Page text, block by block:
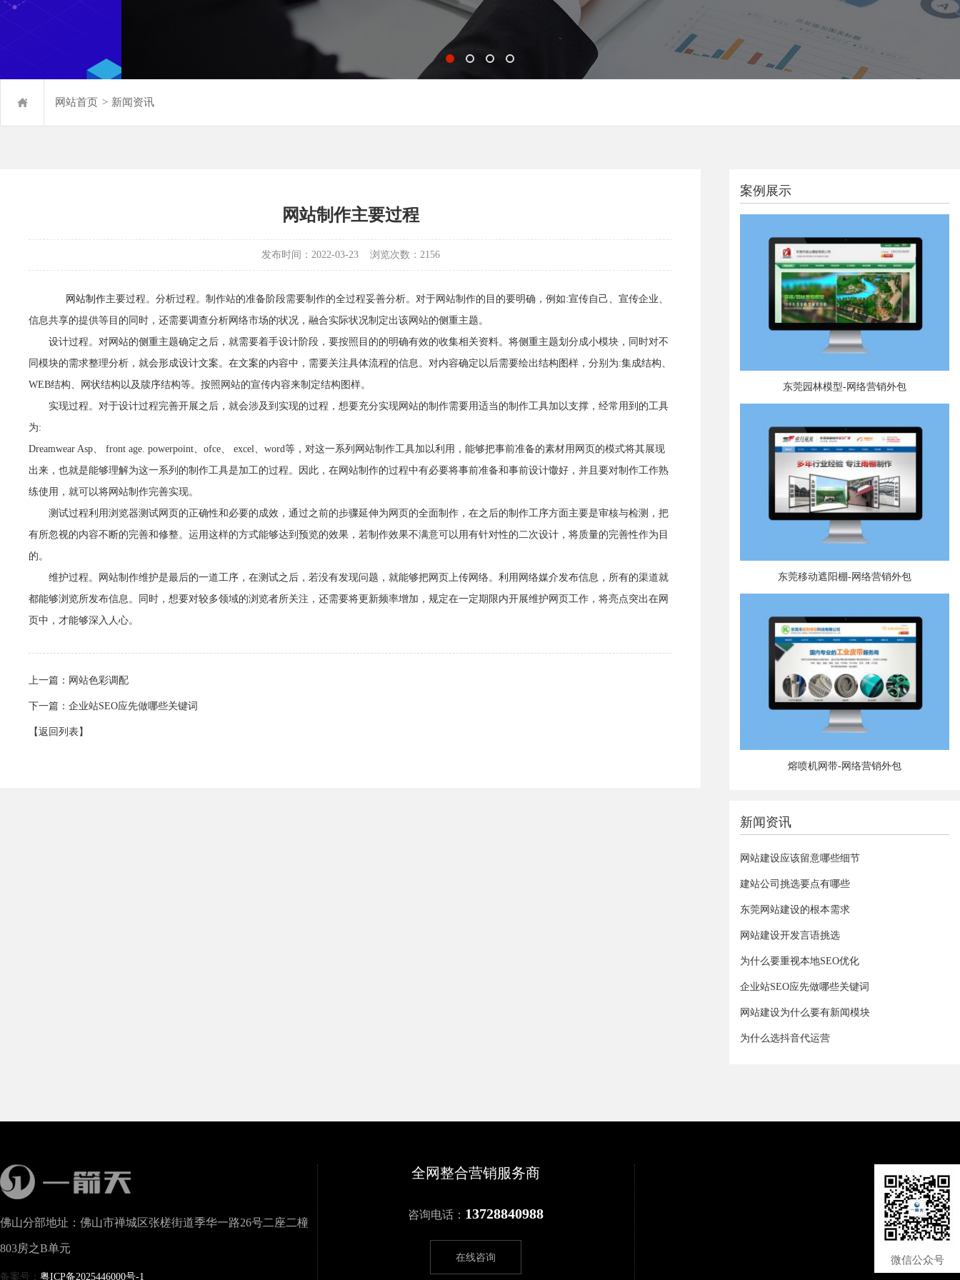
网站首页 > 新闻资讯
网站制作主要过程
发布时间：2022-03-23 浏览次数：2156
网站制作主要过程。分析过程。制作站的准备阶段需要制作的全过程妥善分析。对于网站制作的目的要明确，例如:宣传自己、宣传企业、
信息共享的提供等目的同时，还需要调查分析网络市场的状况，融合实际状况制定出该网站的侧重主题。
设计过程。对网站的侧重主题确定之后，就需要着手设计阶段，要按照目的的明确有效的收集相关资料。将侧重主题划分成小模块，同时对不
同模块的需求整理分析，就会形成设计文案。在文案的内容中，需要关注具体流程的信息。对内容确定以后需要绘出结构图样，分别为:集成结构、
WEB结构、网状结构以及牍序结构等。按照网站的宣传内容来制定结构图样。
实现过程。对于设计过程完善开展之后，就会涉及到实现的过程，想要充分实现网站的制作需要用适当的制作工具加以支撑，经常用到的工具
为:
Dreamwear Asp、 front age. powerpoint、ofce、 excel、word等，对这一系列网站制作工具加以利用，能够把事前准备的素材用网页的模式将其展现
出来，也就是能够理解为这一系列的制作工具是加工的过程。因此，在网站制作的过程中有必要将事前准备和事前设计馓好，并且要对制作工作熟
练使用，就可以将网站制作完善实现。
测试过程利用浏览器测试网页的正确性和必要的成效，通过之前的步骤延伸为网页的全面制作，在之后的制作工序方面主要是审核与检测，把
有所忽视的内容不断的完善和修整。运用这样的方式能够达到预览的效果，若制作效果不满意可以用有针对性的二次设计，将质量的完善性作为目
的。
维护过程。网站制作维护是最后的一道工序，在测试之后，若没有发现问题，就能够把网页上传网络。利用网络媒介发布信息，所有的渠道就
都能够浏览所发布信息。同时，想要对较多领域的浏览者所关注，还需要将更新频率增加，规定在一定期限内开展维护网页工作，将亮点突出在网
页中，才能够深入人心。
上一篇： 网站色彩调配
下一篇： 企业站SEO应先做哪些关键词
【返回列表】
案例展示
东莞园林模型-网络营销外包
东莞移动遮阳棚-网络营销外包
熔喷机网带-网络营销外包
新闻资讯
网站建设应该留意哪些细节
建站公司挑选要点有哪些
东莞网站建设的根本需求
网站建设开发言语挑选
为什么要重视本地SEO优化
企业站SEO应先做哪些关键词
网站建设为什么要有新闻模块
为什么选抖音代运营
佛山分部地址：佛山市禅城区张槎街道季华一路26号二座二橦
803房之B单元
备案号： 粤ICP备2025446000号-1
全网整合营销服务商
咨询电话： 13728840988
在线咨询 微信公众号